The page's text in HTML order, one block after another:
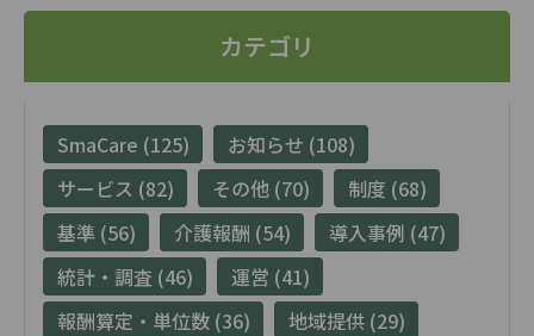
カテゴリ
SmaCare (125)
お知らせ (108)
サービス (82)
その他 (70)
制度 (68)
基準 (56)
介護報酬 (54)
導入事例 (47)
統計・調査 (46)
運営 (41)
報酬算定・単位数 (36)
地域提供 (29)